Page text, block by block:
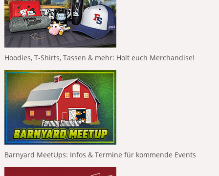
Hoodies, T-Shirts, Tassen & mehr: Holt euch Merchandise!
Barnyard MeetUps: Infos & Termine für kommende Events